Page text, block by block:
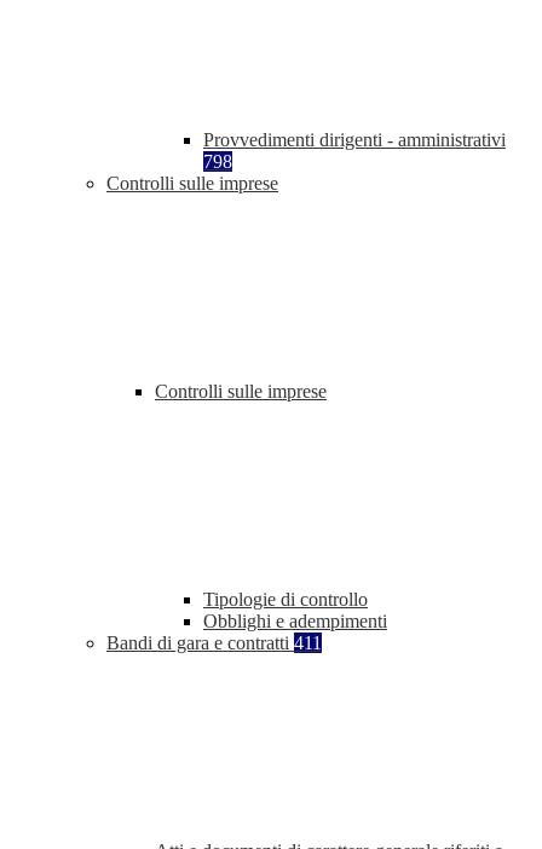
Provvedimenti dirigenti - amministrativi
798
Controlli sulle imprese
Controlli sulle imprese
Tipologie di controllo
Obblighi e adempimenti
Bandi di gara e contratti 411